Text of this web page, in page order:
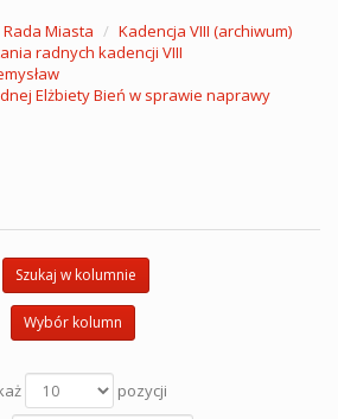
Rada Miasta
Kadencja VIII (archiwum)
radnych kadencji VIII
Elżbiety Bień w sprawie naprawy
Szukaj w kolumnie
Wybór kolumn
pozycji